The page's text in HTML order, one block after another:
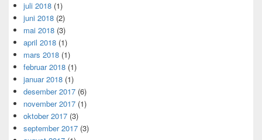
juli 2018 (1)
juni 2018 (2)
mai 2018 (3)
april 2018 (1)
mars 2018 (1)
februar 2018 (1)
januar 2018 (1)
desember 2017 (6)
november 2017 (1)
oktober 2017 (3)
september 2017 (3)